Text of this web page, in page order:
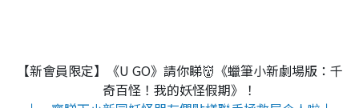
【新會員限定】《U GO》請你睇👹《蠟筆小新劇場版：千
奇百怪！我的妖怪假期》！